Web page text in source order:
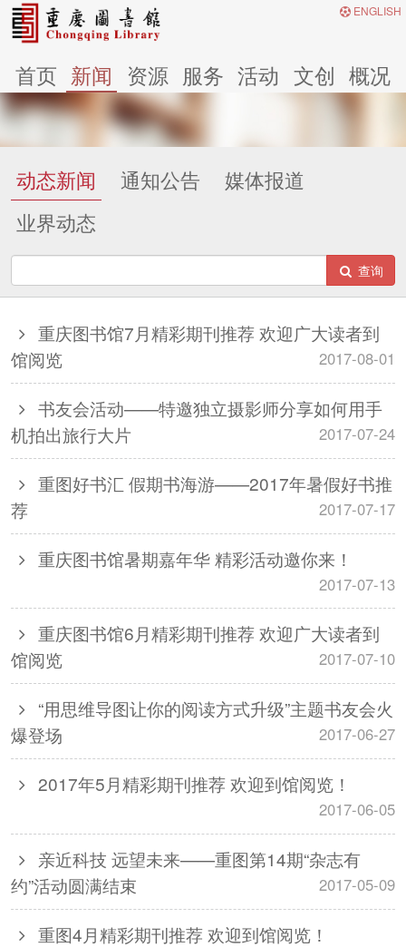
ENGLISH
首页 新闻 资源 服务 活动 文创 概况
动态新闻 通知公告
媒体报道
业界动态
查询
重庆图书馆7月精彩期刊推荐 欢迎广大读者到
馆阅览
2017-08-01
书友会活动——特邀独立摄影师分享如何用手
机拍出旅行大片
2017-07-24
重图好书汇 假期书海游——2017年暑假好书推
荐
2017-07-17
重庆图书馆暑期嘉年华 精彩活动邀你来！
2017-07-13
重庆图书馆6月精彩期刊推荐 欢迎广大读者到
馆阅览
2017-07-10
“用思维导图让你的阅读方式升级”主题书友会火
爆登场
2017-06-27
2017年5月精彩期刊推荐 欢迎到馆阅览！
2017-06-05
亲近科技 远望未来——重图第14期“杂志有
约”活动圆满结束
2017-05-09
重图4月精彩期刊推荐 欢迎到馆阅览！